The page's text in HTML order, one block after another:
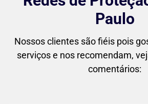
Paulo
Nossos clientes são fiéis pois
serviços e nos recomendam,
comentários: